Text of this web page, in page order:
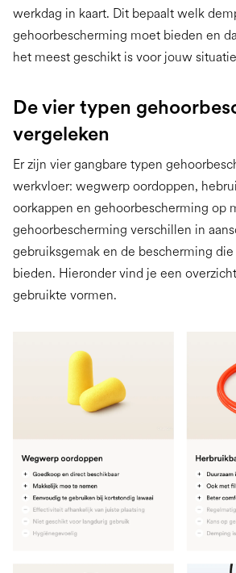
werkdag in kaart. Dit bepaalt welk
gehoorbescherming moet bieden en
het meest geschikt is voor jouw
De vier typen
vergeleken
Er zijn vier gangbare typen
werkvloer: wegwerp oordoppen,
oorkappen en gehoorbescherming op
gehoorbescherming verschillen in
gebruiksgemak en de bescherming
bieden. Hieronder vind je een
gebruikte vormen.